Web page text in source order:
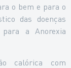
o bem e para o
das doenças
a Anorexia
calórica com